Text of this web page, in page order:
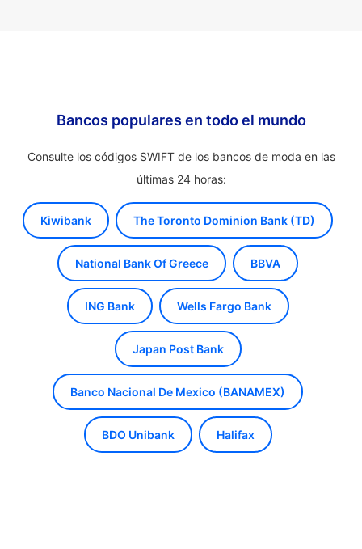
Bancos populares en todo el mundo
Consulte los códigos SWIFT de los bancos de moda en las
últimas 24 horas:
Kiwibank The Toronto Dominion Bank (TD)
National Bank Of Greece BBVA
ING Bank Wells Fargo Bank
Japan Post Bank
Banco Nacional De Mexico (BANAMEX)
BDO Unibank Halifax